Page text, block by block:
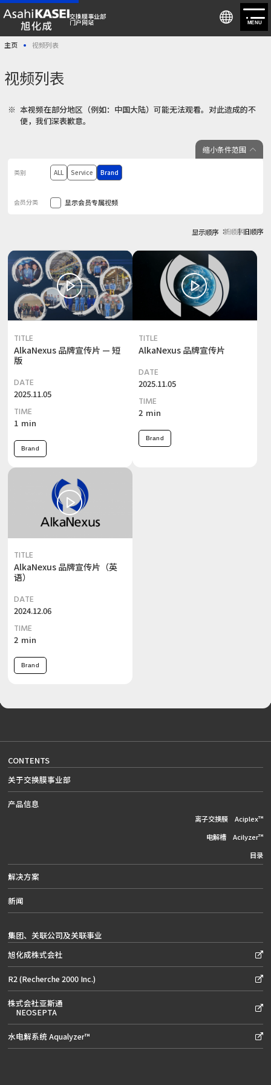
交换膜事业部
门户网站
产品信息
MENU
主页 视频列表
视频列表
本视频在部分地区（例如：中国大陆）可能无法观看。对此造成的不
便，我们深表歉意。
缩小条件范围
类别 ALL Service Brand
会员分类 显示会员专属视频
显示顺序 新顺序旧顺序
TITLE
AlkaNexus 品牌宣传片 — 短
版
DATE
2025.11.05
TIME
1 min
Brand
TITLE
AlkaNexus 品牌宣传片
DATE
2025.11.05
TIME
2 min
Brand
TITLE
AlkaNexus 品牌宣传片（英
语）
DATE
2024.12.06
TIME
2 min
Brand
CONTENTS
关于交换膜事业部
产品信息
离子交换膜 Aciplex™
电解槽 Acilyzer™
目录
解决方案
新闻
集团、关联公司及关联事业
旭化成株式会社
R2 (Recherche 2000 Inc.)
株式会社亚斯通
NEOSEPTA
水电解系统 Aqualyzer™